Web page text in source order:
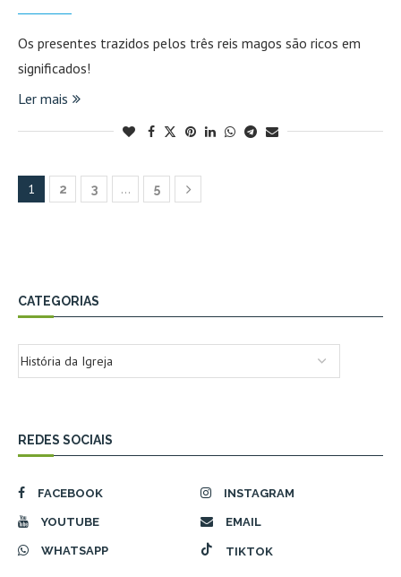
Os presentes trazidos pelos três reis magos são ricos em
significados!
Ler mais
1 2 3 … 5
CATEGORIAS
REDES SOCIAIS
FACEBOOK INSTAGRAM
YOUTUBE EMAIL
WHATSAPP TIKTOK